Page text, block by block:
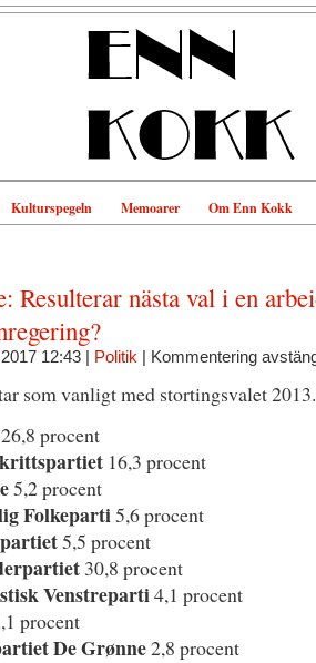
Kulturspegeln Memoarer Om Enn Kokk
Resulterar nästa val i en
12:43 | Politik | Kommentering
som vanligt med stortingsvalet
procent
16,3 procent
5,2 procent
Folkeparti5,6 procent
5,5 procent
30,8 procent
Venstreparti4,1 procent
procent
De Grønne2,8 procent